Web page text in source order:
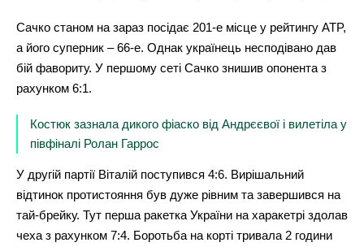
Сачко станом на зараз посідає 201-е місце у рейтингу ATP,
а його суперник – 66-е. Однак українець несподівано дав
бій фавориту. У першому сеті Сачко знишив опонента з
рахунком 6:1.
Костюк зазнала дикого фіаско від Андрєєвої і вилетіла у
півфіналі Ролан Гаррос
У другій партії Віталій поступився 4:6. Вирішальний
відтинок протистояння був дуже рівним та завершився на
тай-брейку. Тут перша ракетка України на харакетрі здолав
чеха з рахунком 7:4. Боротьба на корті тривала 2 години